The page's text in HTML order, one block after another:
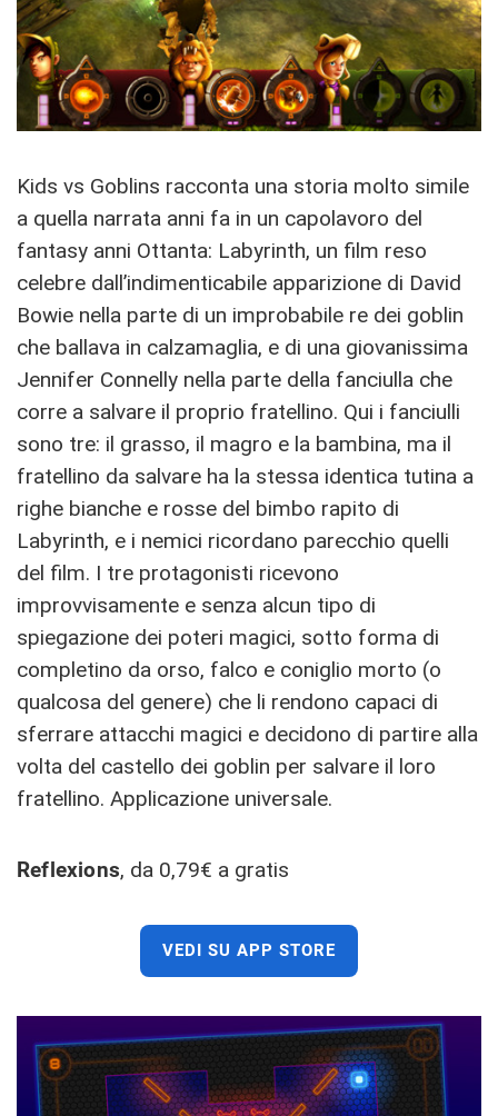
Kids vs Goblins racconta una storia molto simile
a quella narrata anni fa in un capolavoro del
fantasy anni Ottanta: Labyrinth, un film reso
celebre dall’indimenticabile apparizione di David
Bowie nella parte di un improbabile re dei goblin
che ballava in calzamaglia, e di una giovanissima
Jennifer Connelly nella parte della fanciulla che
corre a salvare il proprio fratellino. Qui i fanciulli
sono tre: il grasso, il magro e la bambina, ma il
fratellino da salvare ha la stessa identica tutina a
righe bianche e rosse del bimbo rapito di
Labyrinth, e i nemici ricordano parecchio quelli
del film. I tre protagonisti ricevono
improvvisamente e senza alcun tipo di
spiegazione dei poteri magici, sotto forma di
completino da orso, falco e coniglio morto (o
qualcosa del genere) che li rendono capaci di
sferrare attacchi magici e decidono di partire alla
volta del castello dei goblin per salvare il loro
fratellino. Applicazione universale.
Reflexions, da 0,79€ a gratis
VEDI SU APP STORE